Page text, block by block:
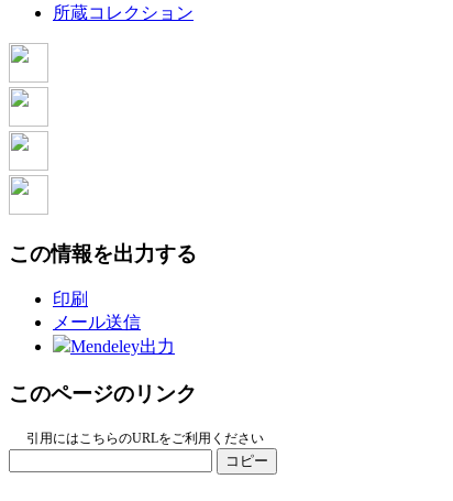
所蔵コレクション
この情報を出力する
印刷
メール送信
Mendeley出力
このページのリンク
引用にはこちらのURLをご利用ください
コピー